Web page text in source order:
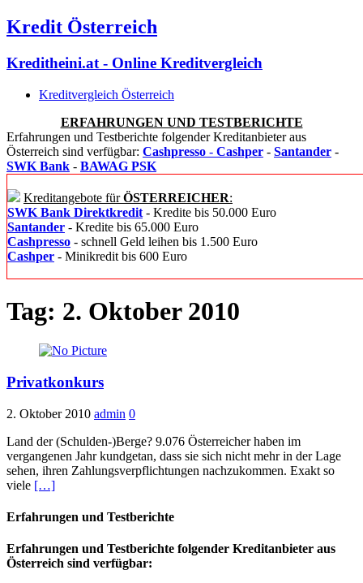
Kredit Österreich
Kreditheini.at - Online Kreditvergleich
Kreditvergleich Österreich
ERFAHRUNGEN UND TESTBERICHTE
Erfahrungen und Testberichte folgender Kreditanbieter aus
Österreich sind verfügbar: Cashpresso - Cashper - Santander -
SWK Bank - BAWAG PSK
Kreditangebote fürÖSTERREICHER:
SWK Bank Direktkredit - Kredite bis 50.000 Euro
Santander - Kredite bis 65.000 Euro
Cashpresso - schnell Geld leihen bis 1.500 Euro
Cashper - Minikredit bis 600 Euro
Tag: 2. Oktober 2010
Privatkonkurs
2. Oktober 2010 admin 0
Land der (Schulden-)Berge? 9.076 Österreicher haben im
vergangenen Jahr kundgetan, dass sie sich nicht mehr in der Lage
sehen, ihren Zahlungsverpflichtungen nachzukommen. Exakt so
viele […]
Erfahrungen und Testberichte
Erfahrungen und Testberichte folgender Kreditanbieter aus
Österreich sind verfügbar: